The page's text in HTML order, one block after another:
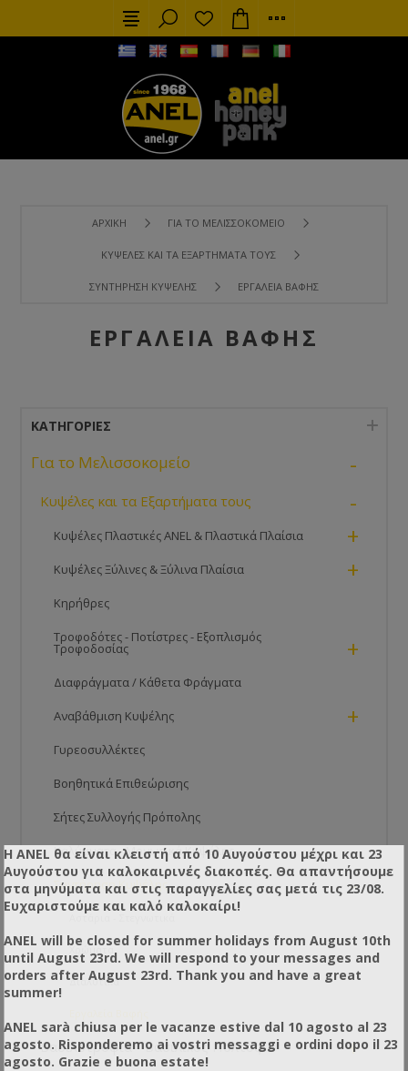
ΑΡΧΙΚΉ ΓΙΑ ΤΟ ΜΕΛΙΣΣΟΚΟΜΕΊΟ
ΚΥΨΈΛΕΣ ΚΑΙ ΤΑ ΕΞΑΡΤΉΜΑΤΑ ΤΟΥΣ
ΣΥΝΤΉΡΗΣΗ ΚΥΨΈΛΗΣ ΕΡΓΑΛΕΊΑ ΒΑΦΉΣ
ΕΡΓΑΛΕΊΑ ΒΑΦΉΣ
ΚΑΤΗΓΟΡΊΕΣ
Για το Μελισσοκομείο -
Κυψέλες και τα Εξαρτήματα τους -
Κυψέλες Πλαστικές ANEL & Πλαστικά Πλαίσια +
Κυψέλες Ξύλινες & Ξύλινα Πλαίσια +
Κηρήθρες
Τροφοδότες - Ποτίστρες - Εξοπλισμός
Τροφοδοσίας +
Διαφράγματα / Κάθετα Φράγματα
Αναβάθμιση Κυψέλης +
Γυρεοσυλλέκτες
Βοηθητικά Επιθεώρισης
Σήτες Συλλογής Πρόπολης
Καλύμματα - Μονωτικά Κυψέλης
Συντήρηση Κυψέλης -
Αστάρια - Στεγνωτικά
Χρώματα
Διαλυτικά
Βασιλοτροφία - Βασιλικός Πολτός +
Η ANEL θα είναι κλειστή από 10 Αυγούστου μέχρι και 23
Αυγούστου για καλοκαιρινές διακοπές. Θα απαντήσουμε
στα μηνύματα και στις παραγγελίες σας μετά τις 23/08.
Ευχαριστούμε και καλό καλοκαίρι!
ANEL will be closed for summer holidays from August 10th
until August 23rd. We will respond to your messages and
orders after August 23rd. Thank you and have a great
summer!
ANEL sarà chiusa per le vacanze estive dal 10 agosto al 23
agosto. Risponderemo ai vostri messaggi e ordini dopo il 23
agosto. Grazie e buona estate!